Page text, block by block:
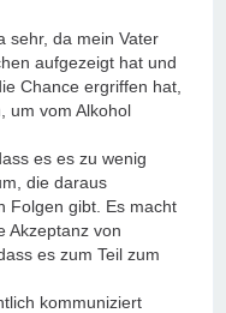
sehr, da mein Vater
aufgezeigt hat und
Chance ergriffen hat,
um vom Alkohol
es es zu wenig
die daraus
Folgen gibt. Es macht
Akzeptanz von
es zum Teil zum
kommuniziert